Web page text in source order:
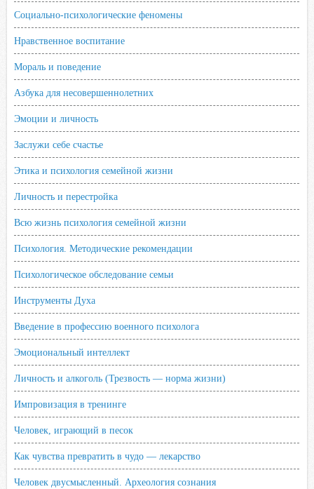
Социально-психологические феномены
Нравственное воспитание
Мораль и поведение
Азбука для несовершеннолетних
Эмоции и личность
Заслужи себе счастье
Этика и психология семейной жизни
Личность и перестройка
Всю жизнь психология семейной жизни
Психология. Методические рекомендации
Психологическое обследование семьи
Инструменты Духа
Введение в профессию военного психолога
Эмоциональный интеллект
Личность и алкоголь (Трезвость — норма жизни)
Импровизация в тренинге
Человек, играющий в песок
Как чувства превратить в чудо — лекарство
Человек двусмысленный. Археология сознания